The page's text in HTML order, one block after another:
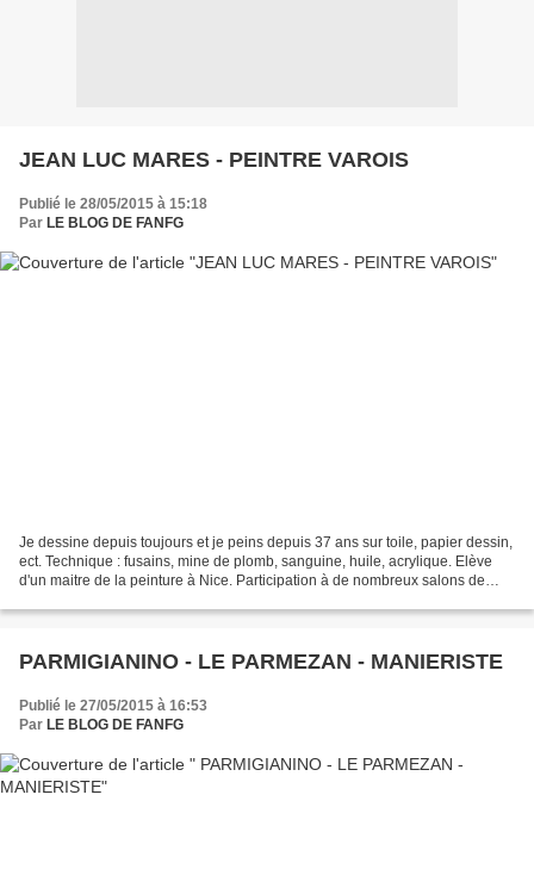
JEAN LUC MARES - PEINTRE VAROIS
Publié le 28/05/2015 à 15:18
Par LE BLOG DE FANFG
Je dessine depuis toujours et je peins depuis 37 ans sur toile, papier dessin,
ect. Technique : fusains, mine de plomb, sanguine, huile, acrylique. Elève
d'un maitre de la peinture à Nice. Participation à de nombreux salons de
PARMIGIANINO - LE PARMEZAN - MANIERISTE
Publié le 27/05/2015 à 16:53
Par LE BLOG DE FANFG